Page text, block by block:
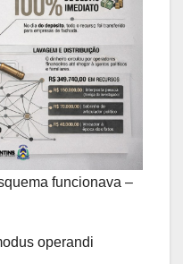
funcionava –
operandi